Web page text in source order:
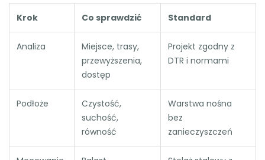
Krok Co sprawdzić Standard
Analiza
Miejsce, trasy,
przewyższenia,
dostęp
Projekt zgodny z
DTR i normami
Podłoże
Czystość,
suchość,
równość
Warstwa nośna
bez
zanieczyszczeń